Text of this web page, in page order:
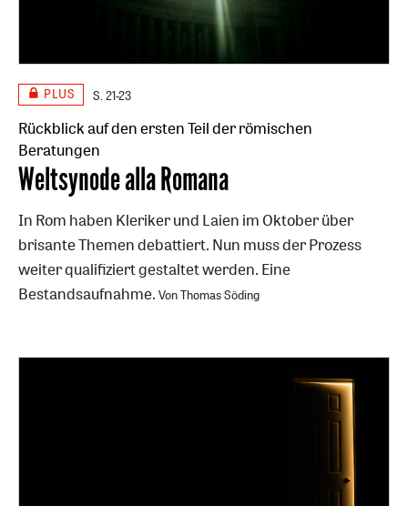
PLUS S. 21-23
Rückblick auf den ersten Teil der römischen
Beratungen
:
Weltsynode alla Romana
In Rom haben Kleriker und Laien im Oktober über
brisante Themen debattiert. Nun muss der Prozess
weiter qualifiziert gestaltet werden. Eine
Bestandsaufnahme. Von Thomas Söding